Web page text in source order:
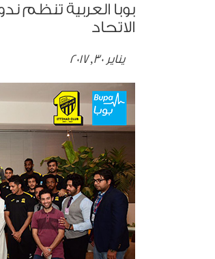
بوبا العربية تنظم
الاتحاد
يناير 30, 2017